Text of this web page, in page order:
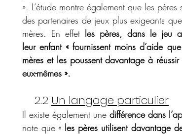
». L’étude montre également que les pères
des partenaires de jeux plus exigeants
mères. En effet les pères, dans le jeu
leur enfant « fournissent moins d’aide
mères et les poussent davantage à
eux-mêmes ».
    2.2
Un langage particulier
Il existe également une différence dans
note que « les pères utilisent davantage